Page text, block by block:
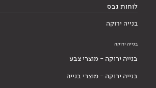
לוחות גבס
בנייה ירוקה
בנייה ירוקה
בנייה ירוקה - מוצרי צבע
בנייה ירוקה - מוצרי בנייה